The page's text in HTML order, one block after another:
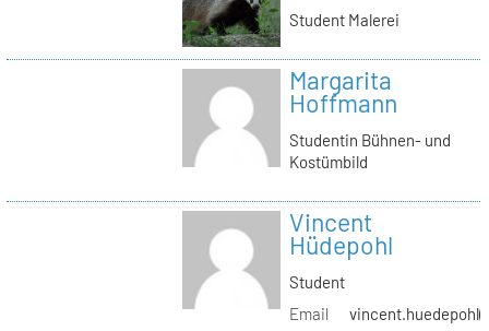
Student Malerei
Margarita
Hoffmann
Studentin Bühnen- und
Kostümbild
Vincent
Hüdepohl
Student
Email